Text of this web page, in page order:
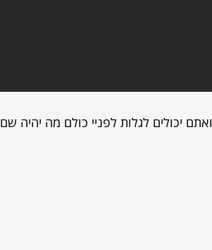
ועכשיו שעשינו לכם חשק יש פסטיבל נוסף בתאריכים 23-27.7.2018 ואתם יכולים לגלות לפניי כולם מה יהיה שם